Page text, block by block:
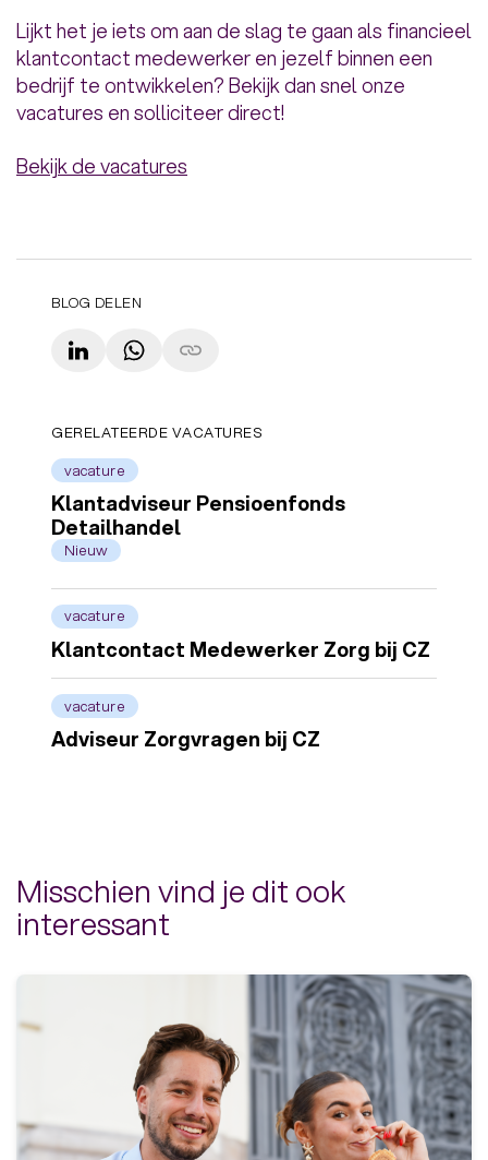
Lijkt het je iets om aan de slag te gaan als financieel
klantcontact medewerker en jezelf binnen een
bedrijf te ontwikkelen? Bekijk dan snel onze
vacatures en solliciteer direct!
Bekijk de vacatures
BLOG DELEN
LinkedInWhatsAppCopy link
GERELATEERDE VACATURES
vacature
Klantadviseur Pensioenfonds
Detailhandel
Nieuw
vacature
Klantcontact Medewerker Zorg bij CZ
vacature
Adviseur Zorgvragen bij CZ
Misschien vind je dit ook
interessant